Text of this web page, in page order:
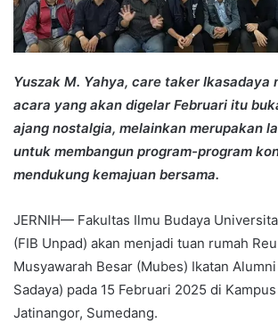
Yuszak M. Yahya, care taker Ikasadaya
acara yang akan digelar Februari itu
ajang nostalgia, melainkan merupakan
untuk membangun program-program
mendukung kemajuan bersama.
JERNIH— Fakultas Ilmu Budaya
(FIB Unpad) akan menjadi tuan rumah
Musyawarah Besar (Mubes) Ikatan
Sadaya) pada 15 Februari 2025 di
Jatinangor, Sumedang.